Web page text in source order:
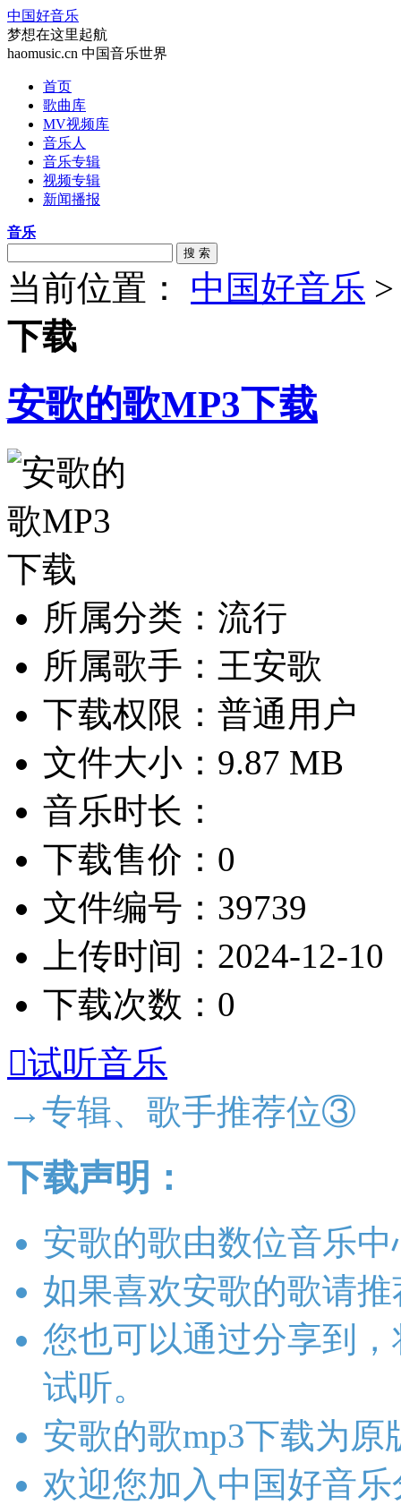
中国好音乐
梦想在这里起航
haomusic.cn 中国音乐世界
首页
歌曲库
MV视频库
音乐人
音乐专辑
视频专辑
新闻播报
音乐
搜 索
当前位置： 中国好音乐
下载
安歌的歌MP3下载
所属分类：流行
所属歌手：王安歌
下载权限：普通用户
文件大小：9.87 MB
音乐时长：
下载售价：0
文件编号：39739
上传时间：2024-12-10
下载次数：0
试听音乐
→专辑、歌手推荐位③
下载声明：
安歌的歌由数位音乐
如果喜欢安歌的歌请
您也可以通过分享到
试听。
安歌的歌mp3下载为
欢迎您加入中国好音